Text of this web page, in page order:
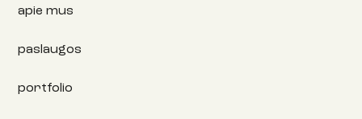
apie mus
paslaugos
portfolio